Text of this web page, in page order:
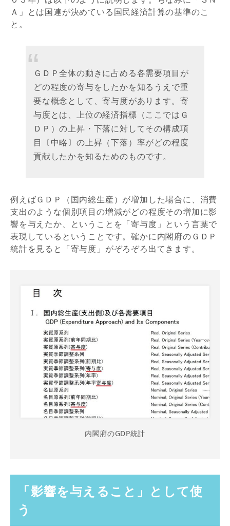
Ａ」とは国連が決めている国民経済計算の基準のこ
と。
ＧＤＰ全体の動きに占める各需要項目が
どの程度の寄与をしたかを知るうえで重
要な概念として、寄与度があります。寄
与度とは、上位の経済指標（ここではＧ
ＤＰ）の上昇・下落に対してその構成項
目〔中略〕の上昇（下落）率がどの程度
貢献したかを知るためのものです。
例えばＧＤＰ（国内総生産）が増加した場合に、消費
支出のような個別項目の増減がどの程度その増加に影
響を与えたか、ということを「寄与度」という言葉で
表現しているということです。確かに内閣府のＧＤＰ
統計を見ると「寄与度」がぞろぞろ出てきます。
内閣府のGDP統計
「影響を与えること」として使
う